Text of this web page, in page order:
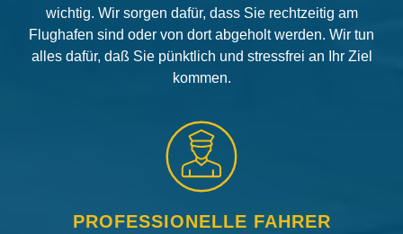
wichtig. Wir sorgen dafür, dass Sie rechtzeitig am
Flughafen sind oder von dort abgeholt werden. Wir tun
alles dafür, daß Sie pünktlich und stressfrei an Ihr Ziel
kommen.
PROFESSIONELLE FAHRER